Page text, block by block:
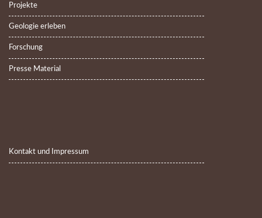
Projekte
Geologie erleben
Forschung
Presse Material
Kontakt und Impressum